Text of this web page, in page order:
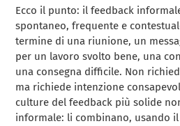
Ecco il punto: il feedback
spontaneo, frequente e
termine di una riunione, un
per un lavoro svolto bene, una
una consegna difficile. Non
ma richiede intenzione
culture del feedback più solide
informale: li combinano, usando